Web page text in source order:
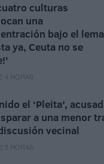
culturas
una
bajo el lema
ya, Ceuta no se
4 HORAS
el ‘Pleita’,
a una menor
vecinal
5 HORAS